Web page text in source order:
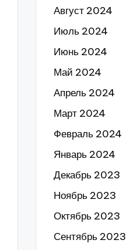
Август 2024
Июль 2024
Июнь 2024
Май 2024
Апрель 2024
Март 2024
Февраль 2024
Январь 2024
Декабрь 2023
Ноябрь 2023
Октябрь 2023
Сентябрь 2023